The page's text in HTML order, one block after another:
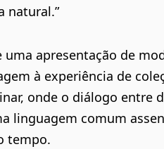
natural.”
uma apresentação de
à experiência de
onde o diálogo entre
linguagem comum
tempo.